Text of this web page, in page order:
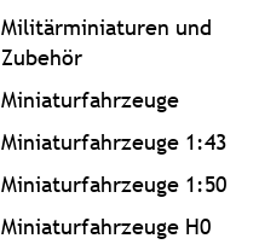
Militärminiaturen und
Zubehör
Miniaturfahrzeuge
Miniaturfahrzeuge 1:43
Miniaturfahrzeuge 1:50
Miniaturfahrzeuge H0